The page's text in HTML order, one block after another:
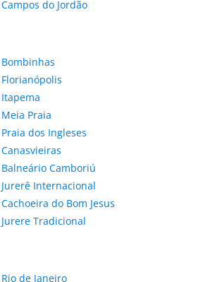
do Jordão
Praia
dos Ingleses
Camboriú
Internacional
do Bom Jesus
Tradicional
de Janeiro